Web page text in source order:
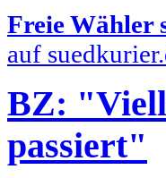
Freie Wähler
auf
BZ:
passiert"